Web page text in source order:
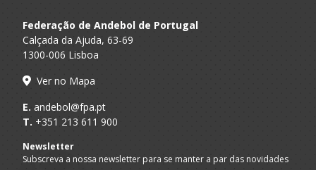
A.A. Lisboa
Atletico Clube
Cacem
Minis M / Infantis M
Federação de Andebol de Portugal
Calçada da Ajuda, 63-69
1300-006 Lisboa
Ver no Mapa
E. andebol@fpa.pt
T. +351 213 611 900
Newsletter
Subscreva a nossa newsletter para se manter a par das novidades